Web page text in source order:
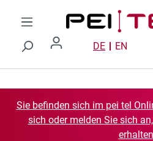
Zum Hauptinhalt springen
DE EN
Sie befinden sich im pei tel
sich oder melden Sie sich